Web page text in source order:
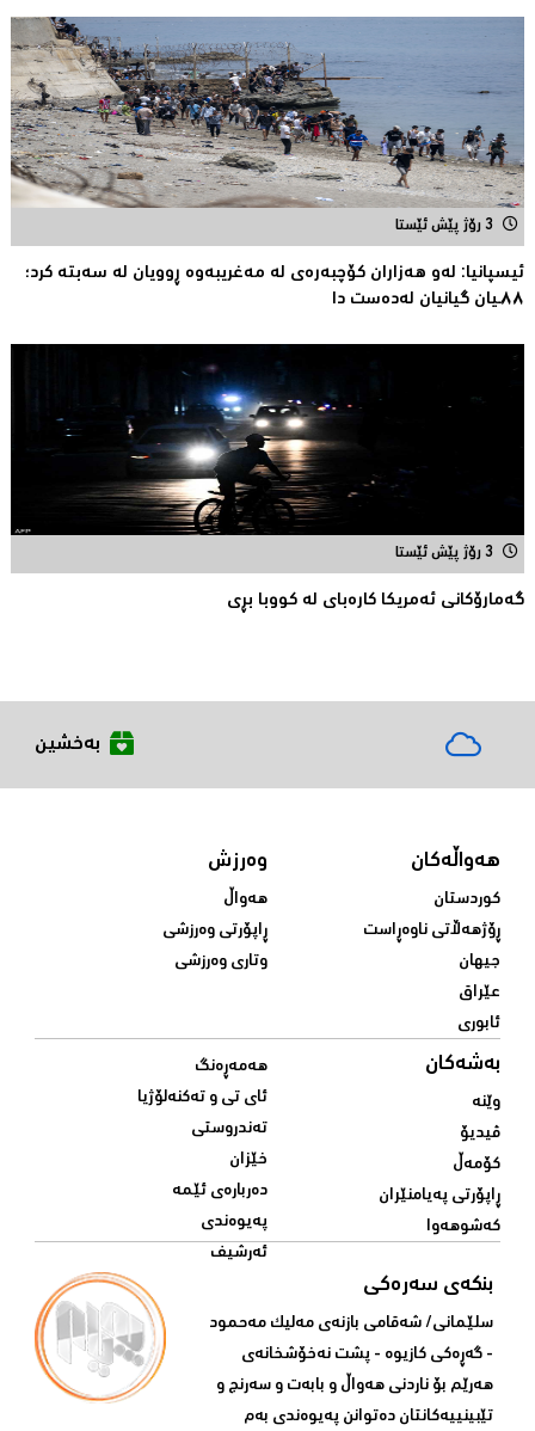
3 رۆژ پێش ئێستا
ئیسپانیا: لەو هەزاران کۆچبەرەی لە مەغریبەوە ڕوویان لە سەبتە کرد؛
٨٨ـیان گیانیان لەدەست دا
3 رۆژ پێش ئێستا
گەمارۆکانی ئەمریکا کارەبای لە کووبا بڕی
بەخشین
هەواڵەکان
کوردستان
ڕۆژهەڵاتی ناوەڕاست
جیهان
عێراق
ئابوری
وەرزش
هەواڵ
ڕاپۆرتی وەرزشی
وتاری وەرزشی
بەشەکان
وێنە
ڤیدیۆ
کۆمەڵ
ڕاپۆرتی پەیامنێران
کەشوهەوا
هەمەڕەنگ
ئای تی و تەکنەلۆژیا
تەندروستی
خێزان
دەربارەی ئێمە
پەیوەندی
ئەرشیف
بنکەی سەرەکی
سلێمانی/ شه‌قامی بازنه‌ی مه‌لیک مه‌حمود
- گه‌ڕه‌کی کازیوه‌ - پشت نه‌خۆشخانه‌ی‌
هه‌رێم بۆ ناردنی‌ هه‌واڵ و بابه‌ت و سه‌رنج و
تێبینییه‌كانتان ده‌توانن په‌یوه‌ندی‌ به‌م